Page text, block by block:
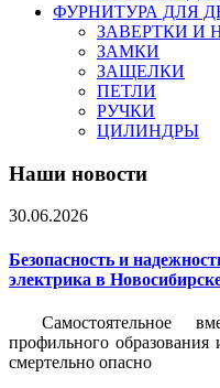
ФУРНИТУРА ДЛЯ
ЗАВЕРТКИ И
ЗАМКИ
ЗАЩЕЛКИ
ПЕТЛИ
РУЧКИ
ЦИЛИНДРЫ
Наши новости
30.06.2026
Безопасность и
электрика в
Самостоятельное
профильного образования
смертельно опасно